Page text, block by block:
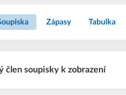
Zápasy Tabulka
člen soupisky k zobrazení